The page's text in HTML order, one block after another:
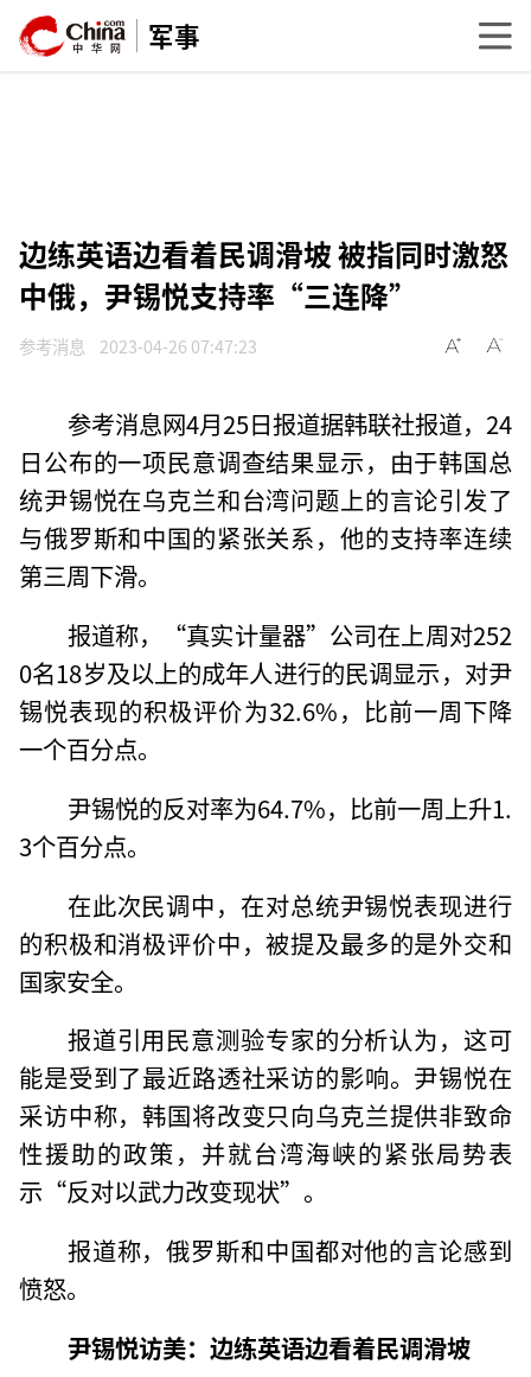
军事
边练英语边看着民调滑坡 被指同时激怒
中俄，尹锡悦支持率“三连降”
参考消息 2023-04-26 07:47:23
参考消息网4月25日报道据韩联社报道，24
日公布的一项民意调查结果显示，由于韩国总
统尹锡悦在乌克兰和台湾问题上的言论引发了
与俄罗斯和中国的紧张关系，他的支持率连续
第三周下滑。
报道称，“真实计量器”公司在上周对252
0名18岁及以上的成年人进行的民调显示，对尹
锡悦表现的积极评价为32.6%，比前一周下降
一个百分点。
尹锡悦的反对率为64.7%，比前一周上升1.
3个百分点。
在此次民调中，在对总统尹锡悦表现进行
的积极和消极评价中，被提及最多的是外交和
国家安全。
报道引用民意测验专家的分析认为，这可
能是受到了最近路透社采访的影响。尹锡悦在
采访中称，韩国将改变只向乌克兰提供非致命
性援助的政策，并就台湾海峡的紧张局势表
示“反对以武力改变现状”。
报道称，俄罗斯和中国都对他的言论感到
愤怒。
尹锡悦访美：边练英语边看着民调滑坡